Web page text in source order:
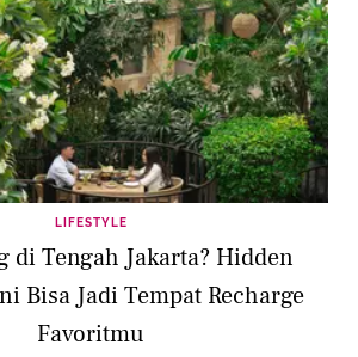
LIFESTYLE
di Tengah Jakarta? Hidden
Bisa Jadi Tempat Recharge
Favoritmu